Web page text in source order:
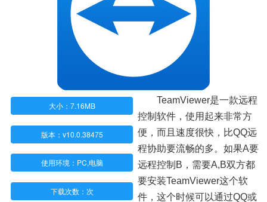
大小：7.16MB
版本：v10.0.38475
使用环境：PC,电脑
下载次数： 次
TeamViewer是一款远程
控制软件，使用起来非常方
便，而且速度很快，比QQ远
程协助要流畅的多。如果A要
远程控制B，需要A,B双方都
要安装TeamViewer这个软
件，这个时候可以通过QQ或